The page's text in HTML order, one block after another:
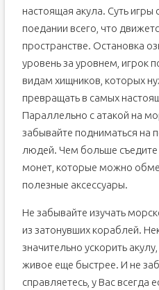
настоящая акула. Суть игры
поедании всего, что
пространстве. Остановка
уровень за уровнем, игрок
видам хищников, которых
превращать в самых
Параллельно с атакой на
забывайте подниматься на
людей. Чем больше
монет, которые можно
полезные аксессуары.
Не забывайте изучать
из затонувших кораблей.
значительно ускорить
живое еще быстрее. И не
справляетесь, у Вас всегда